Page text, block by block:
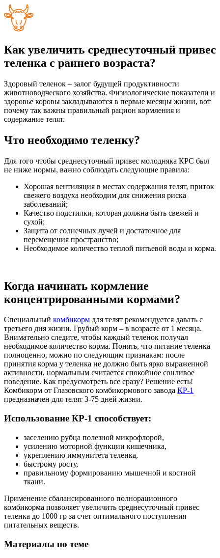
Как увеличить среднесуточный привес
теленка с раннего возраста?
Здоровый теленок – залог будущей продуктивности
животноводческого хозяйства. Физиологические показатели и
здоровье коровы закладываются в первые месяцы жизни, вот
почему так важны правильный рацион кормления и
содержание телят.
Что необходимо теленку?
Для того чтобы среднесуточный привес молодняка КРС был
не ниже нормы, важно соблюдать следующие правила:
Хорошая вентиляция в местах содержания телят, приток
свежего воздуха необходим для снижения риска
заболеваний;
Качество подстилки, которая должна быть свежей и
сухой;
Защита от солнечных лучей и достаточное для
перемещения пространство;
Необходимое количество теплой питьевой воды и корма.
Когда начинать кормление
концентрированными кормами?
Специальный комбикорм для телят рекомендуется давать с
третьего дня жизни. Грубый корм – в возрасте от 1 месяца.
Внимательно следите, чтобы каждый теленок получал
необходимое количество корма. Понять, что питание теленка
полноценно, можно по следующим признакам: после
принятия корма у теленка не должно быть ярко выраженной
активности, нормальным считается спокойное сонливое
поведение. Как предусмотреть все сразу? Решение есть!
Комбикорм от Глазовского комбикормового завода КР-1
предназначен для телят 3-75 дней жизни.
Использование КР-1 способствует:
заселению рубца полезной микрофлорой,
усилению моторной функции кишечника,
укреплению иммунитета теленка,
быстрому росту,
правильному формированию мышечной и костной
ткани.
Применение сбалансированного полнорационного
комбикорма позволяет увеличить среднесуточный привес
теленка до 1000 гр за счет оптимального поступления
питательных веществ.
Материалы по теме